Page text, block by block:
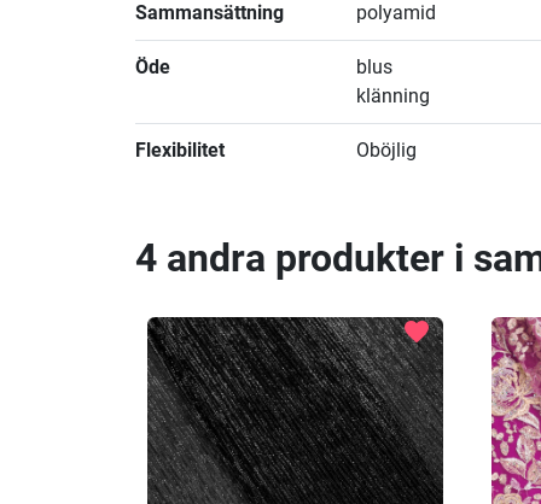
Sammansättning polyamid
Öde
blus
klänning
Flexibilitet Oböjlig
4 andra produkter i
favorite